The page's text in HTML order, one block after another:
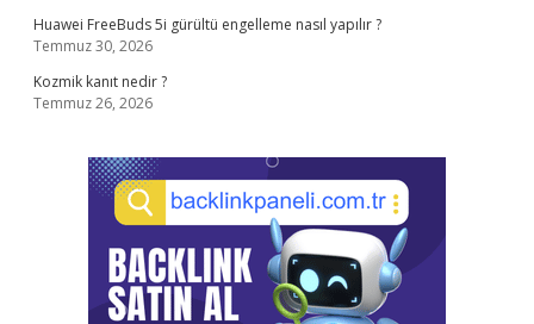
Huawei FreeBuds 5i gürültü engelleme nasıl yapılır ?
Temmuz 30, 2026
Kozmik kanıt nedir ?
Temmuz 26, 2026